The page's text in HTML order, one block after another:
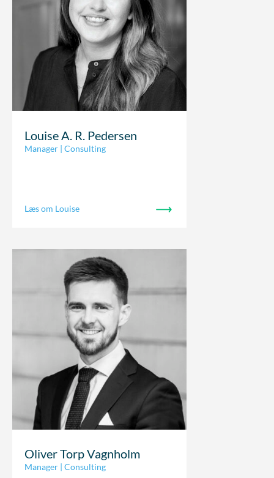
Louise A. R. Pedersen
Manager | Consulting
Læs om Louise
Oliver Torp Vagnholm
Manager | Consulting